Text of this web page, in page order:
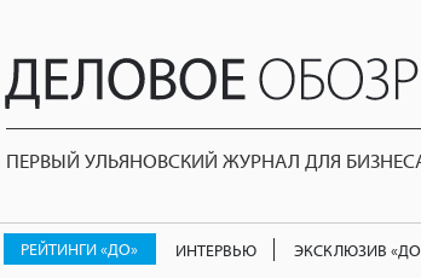
ПЕРВЫЙ УЛЬЯНОВСКИЙ ЖУРНАЛ ДЛЯ
РЕЙТИНГИ «ДО» ИНТЕРВЬЮ ЭКСКЛЮЗИВ